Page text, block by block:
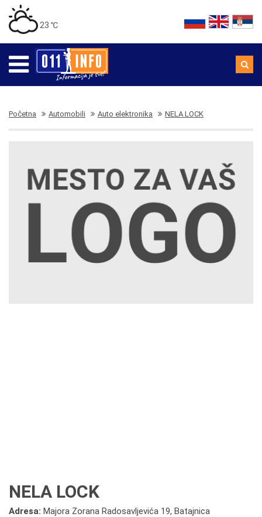
23 ℃
Početna Automobili Auto elektronika NELA LOCK
NELA LOCK
Adresa: Majora Zorana Radosavljevića 19, Batajnica